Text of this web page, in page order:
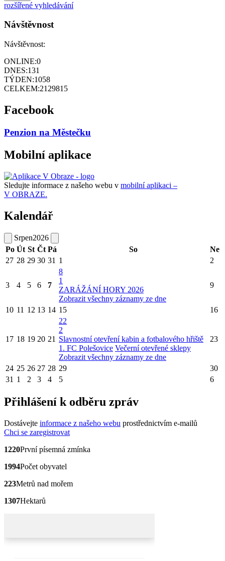
rozšířené vyhledávání
Návštěvnost
Návštěvnost:
ONLINE:0
DNES:131
TÝDEN:1058
CELKEM:2129815
Facebook
Penzion na Městečku
Mobilní aplikace
Sledujte informace z našeho webu v mobilní aplikaci –
V OBRAZE.
Kalendář
Srpen2026
Po Út St Čt Pá So
Ne
27 28 29 30 31 1 2
3 4 5 6 7
8
1
ZARÁŽÁNÍ HORY 2026
Zobrazit všechny záznamy ze dne
9
10 11 12 13 14 15 16
17 18 19 20 21
22
2
Slavnostní otevření kabin a fotbalového hřiště
1. FC Polešovice Večerní otevřené sklepy
Zobrazit všechny záznamy ze dne
23
24 25 26 27 28 29
30
31 1 2 3 4 5 6
Přihlášení k odběru zpráv
Dostávejte informace z našeho webu prostřednictvím e-mailů
Chci se zaregistrovat
1220První písemná zmínka
1994Počet obyvatel
223Metrů nad mořem
1307Hektarů